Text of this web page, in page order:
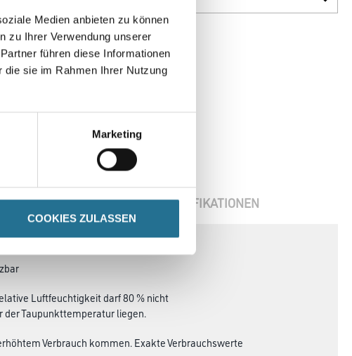
Medien anbieten zu können
zu Ihrer Verwendung unserer
führen diese Informationen
die sie im Rahmen Ihrer Nutzung
Marketing
COOKIES ZULASSEN
DATENBLÄTTER SPEZIFIKATIONEN
Luftfeuchtigkeit darf 80 % nicht
der Taupunkttemperatur liegen.
Verbrauch kommen. Exakte Verbrauchswerte